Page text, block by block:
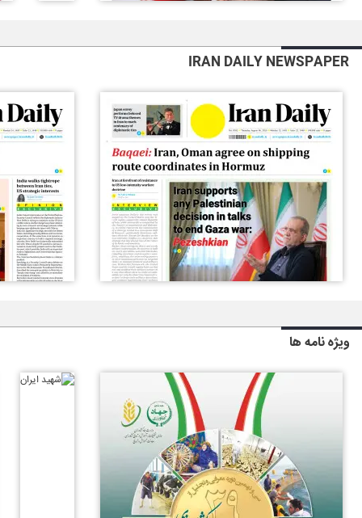
IRAN DAILY NEWSPAPER
ویژه نامه ها